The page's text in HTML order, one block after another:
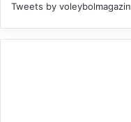
Tweets by voleybolmagazin